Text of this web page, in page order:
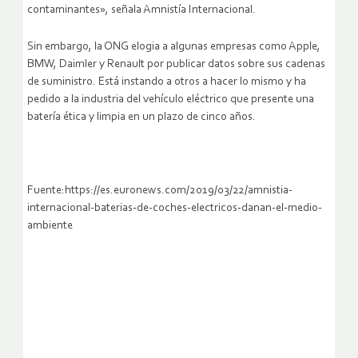
contaminantes», señala Amnistía Internacional.
Sin embargo, la ONG elogia a algunas empresas como Apple,
BMW, Daimler y Renault por publicar datos sobre sus cadenas
de suministro. Está instando a otros a hacer lo mismo y ha
pedido a la industria del vehículo eléctrico que presente una
batería ética y limpia en un plazo de cinco años.
Fuente:https://es.euronews.com/2019/03/22/amnistia-
internacional-baterias-de-coches-electricos-danan-el-medio-
ambiente